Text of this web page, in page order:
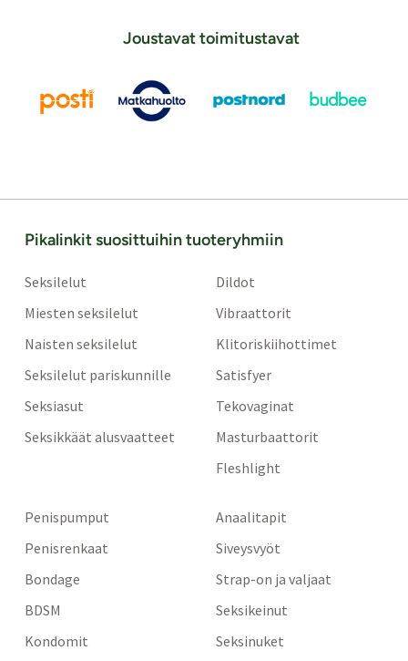
Joustavat toimitustavat
Pikalinkit suosittuihin tuoteryhmiin
Seksilelut
Miesten seksilelut
Naisten seksilelut
Seksilelut pariskunnille
Seksiasut
Seksikkäät alusvaatteet
Dildot
Vibraattorit
Klitoriskiihottimet
Satisfyer
Tekovaginat
Masturbaattorit
Fleshlight
Penispumput
Penisrenkaat
Bondage
BDSM
Kondomit
Anaalitapit
Siveysvyöt
Strap-on ja valjaat
Seksikeinut
Seksinuket